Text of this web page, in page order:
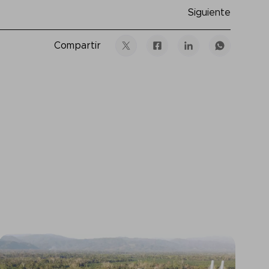
Siguiente
Compartir